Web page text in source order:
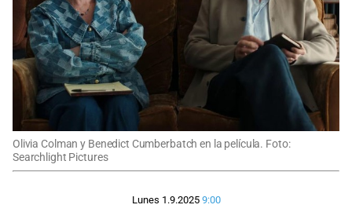
Olivia Colman y Benedict Cumberbatch en la película. Foto:
Searchlight Pictures
Lunes 1.9.2025 9:00